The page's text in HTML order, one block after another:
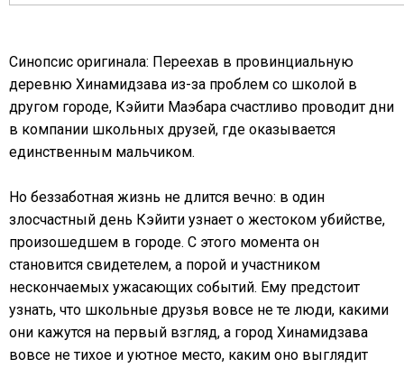
Синопсис оригинала: Переехав в провинциальную
деревню Хинамидзава из-за проблем со школой в
другом городе, Кэйити Маэбара счастливо проводит дни
в компании школьных друзей, где оказывается
единственным мальчиком.
Но беззаботная жизнь не длится вечно: в один
злосчастный день Кэйити узнает о жестоком убийстве,
произошедшем в городе. С этого момента он
становится свидетелем, а порой и участником
нескончаемых ужасающих событий. Ему предстоит
узнать, что школьные друзья вовсе не те люди, какими
они кажутся на первый взгляд, а город Хинамидзава
вовсе не тихое и уютное место, каким оно выглядит